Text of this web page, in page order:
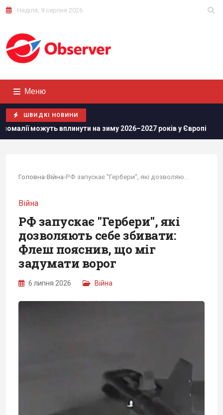
Неділя, 9 серпня 2026
Меню
ШВИДКІ НОВИНИ
на зиму 2026–2027 років у Європі Росіяни
Головна›Війна›
Війна
РФ запускає "Гербери", які
дозволяють себе збивати:
Флеш пояснив, що міг
задумати ворог
6 липня 2026 Війна